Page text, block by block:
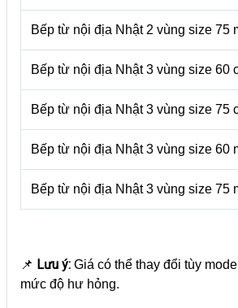
Bếp từ nội địa Nhật 2 vùng size 75
Bếp từ nội địa Nhật 3 vùng size 60
Bếp từ nội địa Nhật 3 vùng size 75
Bếp từ nội địa Nhật 3 vùng size 60
Bếp từ nội địa Nhật 3 vùng size 75
📌 Lưu ý: Giá có thể thay đổi tùy
mức độ hư hỏng.